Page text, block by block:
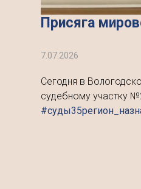
Присяга
7.07.2026
Сегодня в
судебному участку